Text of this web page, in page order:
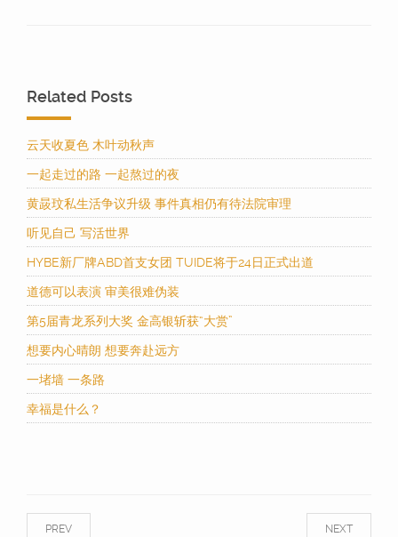
Related Posts
云天收夏色 木叶动秋声
一起走过的路 一起熬过的夜
黄晸玟私生活争议升级 事件真相仍有待法院审理
听见自己 写活世界
HYBE新厂牌ABD首支女团 TUIDE将于24日正式出道
道德可以表演 审美很难伪装
第5届青龙系列大奖 金高银斩获“大赏”
想要内心晴朗 想要奔赴远方
一堵墙 一条路
幸福是什么？
NEXT
PREV